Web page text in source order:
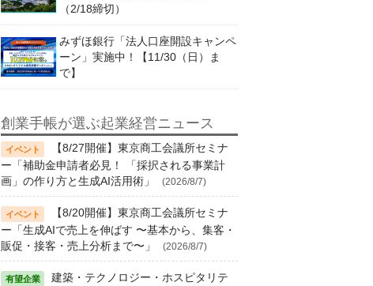
（2/18締切）
みずほ銀行「法人口座開設キャンペ
ーン」実施中！【11/30（日）ま
で】
創業手帳が選ぶ起業経営ニュース
【8/27開催】東京商工会議所セミナ
ー「補助金申請者必見！ 「採択される事業計
画」の作り方と生成AI活用術」
(2026/8/7)
【8/20開催】東京商工会議所セミナ
ー「生成AIで売上を伸ばす 〜基本から、集客・
販促・接客・売上分析まで〜」
(2026/8/7)
建築・テクノロジー・ホスピタリテ